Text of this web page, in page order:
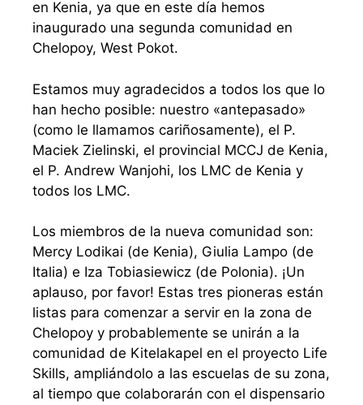
en Kenia, ya que en este día hemos
inaugurado una segunda comunidad en
Chelopoy, West Pokot.
Estamos muy agradecidos a todos los que lo
han hecho posible: nuestro «antepasado»
(como le llamamos cariñosamente), el P.
Maciek Zielinski, el provincial MCCJ de Kenia,
el P. Andrew Wanjohi, los LMC de Kenia y
todos los LMC.
Los miembros de la nueva comunidad son:
Mercy Lodikai (de Kenia), Giulia Lampo (de
Italia) e Iza Tobiasiewicz (de Polonia). ¡Un
aplauso, por favor! Estas tres pioneras están
listas para comenzar a servir en la zona de
Chelopoy y probablemente se unirán a la
comunidad de Kitelakapel en el proyecto Life
Skills, ampliándolo a las escuelas de su zona,
al tiempo que colaborarán con el dispensario